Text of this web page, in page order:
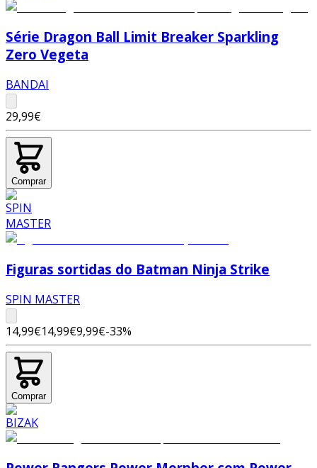
Série Dragon Ball Limit Breaker Sparkling
Zero Vegeta
BANDAI
29,99€
Comprar
Figuras sortidas do Batman Ninja Strike
SPIN MASTER
14,99€14,99€9,99€-33%
Comprar